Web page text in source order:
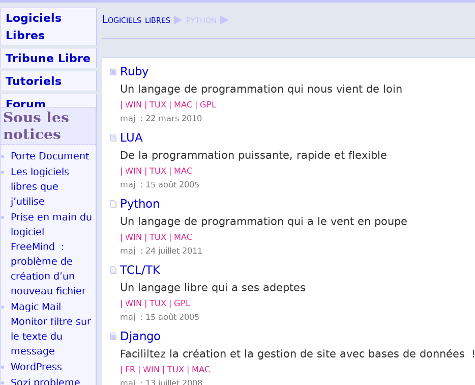
Logiciels
Libres
Tribune Libre
Tutoriels
Forum
Participer
Logiciels libres ▶ python ▶
Ruby
Un langage de programmation qui nous vient de loin
| WIN | TUX | MAC | GPL
maj : 22 mars 2010
LUA
De la programmation puissante, rapide et flexible
| WIN | TUX | MAC
maj : 15 août 2005
Python
Un langage de programmation qui a le vent en poupe
| WIN | TUX | MAC
maj : 24 juillet 2011
TCL/TK
Un langage libre qui a ses adeptes
| WIN | TUX | GPL
maj : 15 août 2005
Django
Facililtez la création et la gestion de site avec bases de données !
| FR | WIN | TUX | MAC
Sous les
notices
Porte Document
Les logiciels
libres que
j’utilise
Prise en main du
logiciel
FreeMind :
problème de
création d’un
nouveau fichier
Magic Mail
Monitor filtre sur
le texte du
message
WordPress